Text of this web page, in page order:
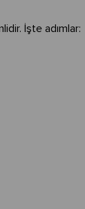
İşte adımlar: